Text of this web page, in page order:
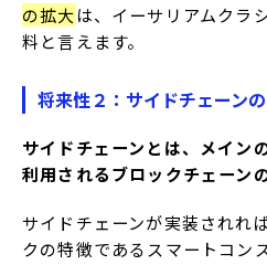
の拡大は、イーサリアムクラ
料と言えます。
将来性２：サイドチェーン
サイドチェーンとは、メイン
利用されるブロックチェーン
サイドチェーンが実装されれ
クの特徴であるスマートコン